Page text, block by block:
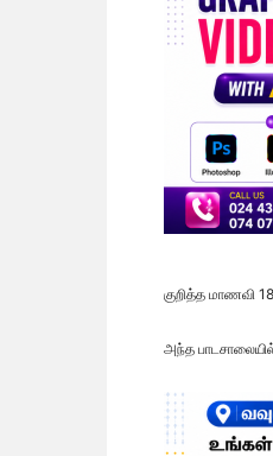
குறித்த மாணவி
அந்த